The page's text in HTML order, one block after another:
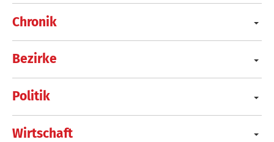
Chronik
Bezirke
Politik
Wirtschaft